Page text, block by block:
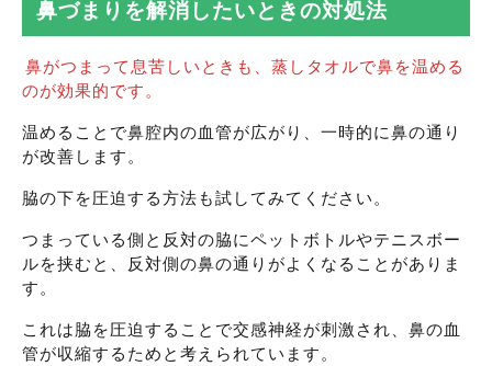
鼻づまりを解消したいときの対処法
鼻がつまって息苦しいときも、蒸しタオルで鼻を温める
のが効果的です。
温めることで鼻腔内の血管が広がり、一時的に鼻の通り
が改善します。
脇の下を圧迫する方法も試してみてください。
つまっている側と反対の脇にペットボトルやテニスボー
ルを挟むと、反対側の鼻の通りがよくなることがありま
す。
これは脇を圧迫することで交感神経が刺激され、鼻の血
管が収縮するためと考えられています。